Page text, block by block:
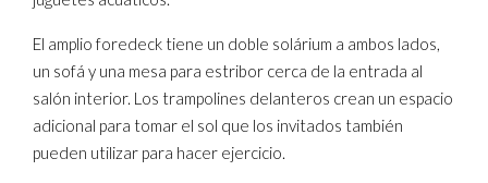
El amplio foredeck tiene un doble solárium a ambos lados,
un sofá y una mesa para estribor cerca de la entrada al
salón interior. Los trampolines delanteros crean un espacio
adicional para tomar el sol que los invitados también
pueden utilizar para hacer ejercicio.